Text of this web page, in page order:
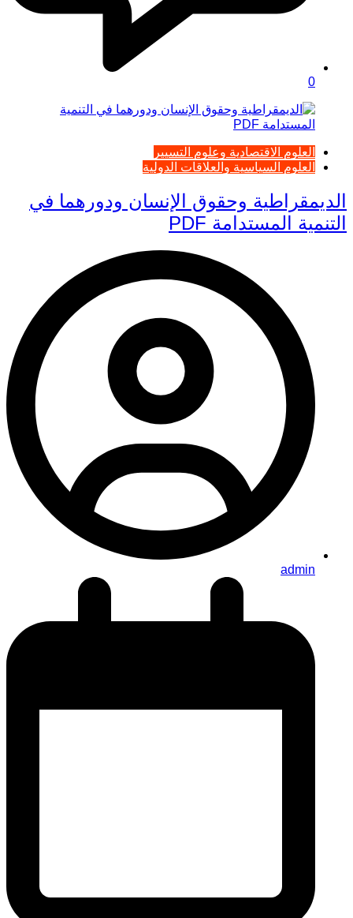
0
العلوم الاقتصادية وعلوم التسيير
العلوم السياسية والعلاقات الدولية
الديمقراطية وحقوق الإنسان ودورهما في
التنمية المستدامة PDF
admin